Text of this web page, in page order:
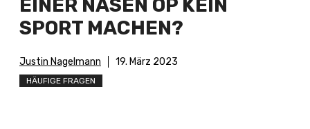
EINER NASEN OP KEIN
SPORT MACHEN?
Justin Nagelmann 19. März 2023
HÄUFIGE FRAGEN